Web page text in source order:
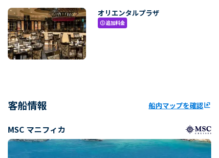
オリエンタルプラザ
paid追加料金
客船情報 船内マップを確認ungroup
MSC マニフィカ